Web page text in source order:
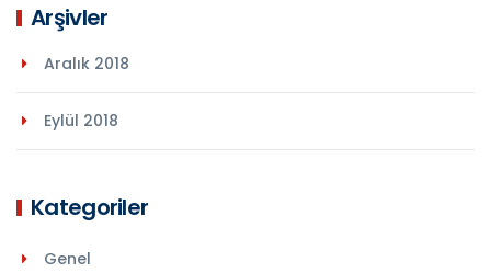
Arşivler
Aralık 2018
Eylül 2018
Kategoriler
Genel